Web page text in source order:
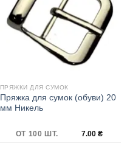
ПРЯЖКИ ДЛЯ СУМОК
Пряжка для сумок (обуви) 20
мм Никель
ОТ 100 ШТ. 7.00 ₴